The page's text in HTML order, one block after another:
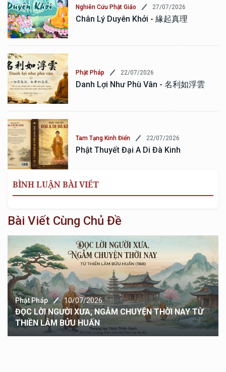
Nghiên Cứu Phật Giáo 27/07/2026
Chân Lý Duyên Khởi - 緣起真理
Phật Pháp 22/07/2026
Danh Lợi Như Phù Vân - 名利如浮雲
Tam Tạng Kinh Điển 22/07/2026
Phật Thuyết Đại A Di Đà Kinh
BÌNH LUẬN BÀI VIẾT
Bài Viết Cùng Chủ Đề
Phật Pháp 04/07/2026
Lời Kinh Mới